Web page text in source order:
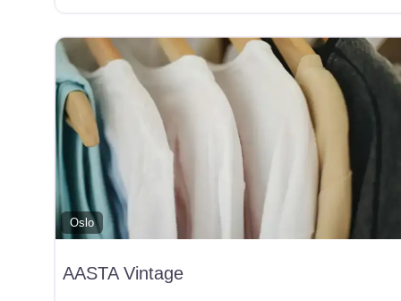
Oslo
AASTA Vintage